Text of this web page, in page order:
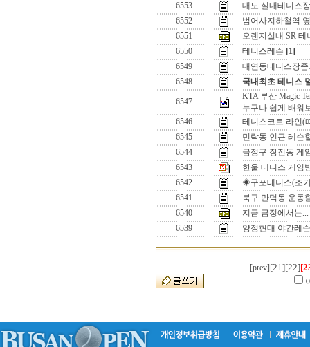
6553
대도 실내테니스
6552
범어사지하철역
6551
오렌지실내 SR
6550
테니스레슨 [1]
6549
대연동테니스장
6548
국내최초 테니스
6547
KTA 부산 Magic
누구나 쉽게 배워
6546
테니스코트 라인(
6545
민락동 인근 레슨
6544
금정구 장전동 게
6543
한울 테니스 게임
6542
◈구포테니스(조
6541
북구 만덕동 운동
6540
지금 금정에서는...
6539
양정현대 야간레
[prev] [21][22]